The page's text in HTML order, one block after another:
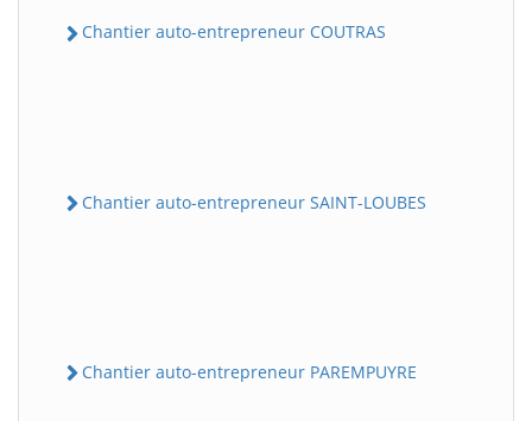
Chantier auto-entrepreneur COUTRAS
Chantier auto-entrepreneur SAINT-LOUBES
Chantier auto-entrepreneur PAREMPUYRE